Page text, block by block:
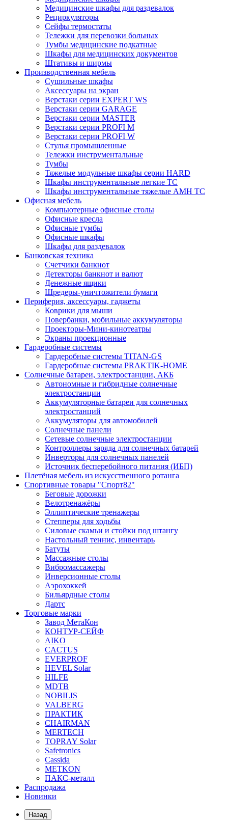
Медицинские шкафы для раздевалок
Рециркуляторы
Сейфы термостаты
Тележки для перевозки больных
Тумбы медицинские подкатные
Шкафы для медицинских документов
Штативы и ширмы
Производственная мебель
Cушильные шкафы
Аксессуары на экран
Верстаки серии EXPERT WS
Верстаки серии GARAGE
Верстаки серии MASTER
Верстаки серии PROFI M
Верстаки серии PROFI W
Стулья промышленные
Тележки инструментальные
Тумбы
Тяжелые модульные шкафы серии HARD
Шкафы инструментальные легкие ТС
Шкафы инструментальные тяжелые AMH TC
Офисная мебель
Компьютерные офисные столы
Офисные кресла
Офисные тумбы
Офисные шкафы
Шкафы для раздевалок
Банковская техника
Счетчики банкнот
Детекторы банкнот и валют
Денежные ящики
Шредеры-уничтожители бумаги
Периферия, аксессуары, гаджеты
Коврики для мыши
Повербанки, мобильные аккумуляторы
Проекторы-Мини-кинотеатры
Экраны проекционные
Гардеробные системы
Гардеробные системы TITAN-GS
Гардеробные системы PRAKTIK-HOME
Солнечные батареи, электростанции, АКБ
Автономные и гибридные солнечные
электростанции
Аккумуляторные батареи для солнечных
электростанций
Аккумуляторы для автомобилей
Солнечные панели
Сетевые солнечные электростанции
Контроллеры заряда для солнечных батарей
Инверторы для солнечных панелей
Источник бесперебойного питания (ИБП)
Плетёная мебель из искусственного ротанга
Спортивные товары "Спорт82"
Беговые дорожки
Велотренажёры
Эллиптические тренажеры
Степперы для ходьбы
Силовые скамьи и стойки под штангу
Настольный теннис, инвентарь
Батуты
Массажные столы
Вибромассажеры
Инверсионные столы
Аэрохоккей
Бильярдные столы
Дартс
Торговые марки
Завод МетаКон
КОНТУР-СЕЙФ
AIKO
CACTUS
EVERPROF
HEVEL Solar
HILFE
MDTB
NOBILIS
VALBERG
ПРАКТИК
CHAIRMAN
MERTECH
TOPRAY Solar
Safetronics
Cassida
METKON
ПАКС-металл
Распродажа
Новинки
Назад